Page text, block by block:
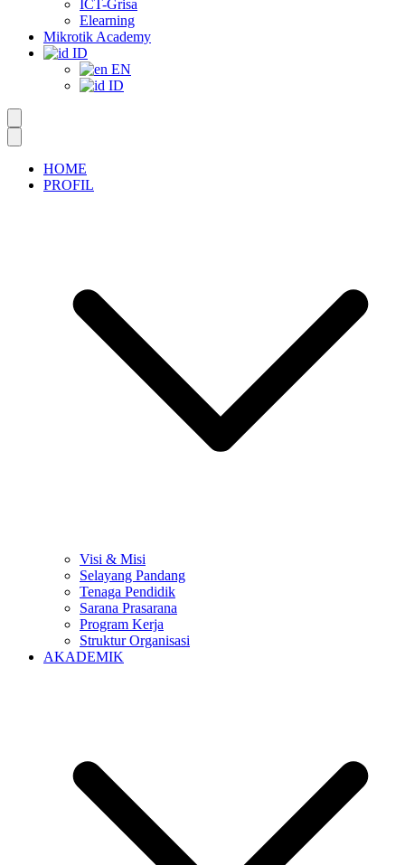
ICT-Grisa
Elearning
Mikrotik Academy
ID
EN
ID
HOME
PROFIL
Visi & Misi
Selayang Pandang
Tenaga Pendidik
Sarana Prasarana
Program Kerja
Struktur Organisasi
AKADEMIK